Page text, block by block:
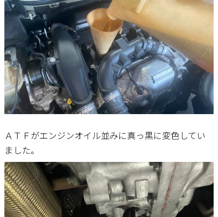
ＡＴＦがエンジンオイル並みに真っ黒に変色してい
ました。